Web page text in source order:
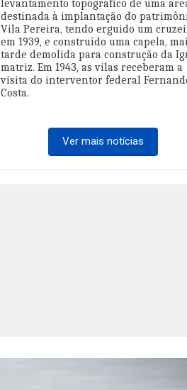
levantamento topográfico de uma
destinada à implantação do
Vila Pereira, tendo erguido um
em 1939, e construído uma capela,
tarde demolida para construção da
matriz. Em 1943, as vilas receberam a
visita do interventor federal
Costa.
Ver mais notícias